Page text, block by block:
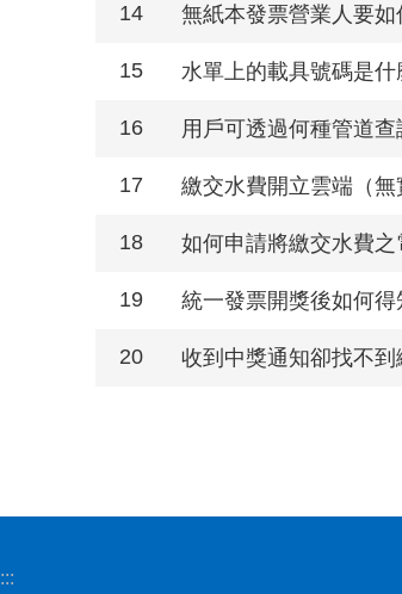
14 無紙本發票營業人要
15 水單上的載具號碼是
16 用戶可透過何種管道
17 繳交水費開立雲端（
18 如何申請將繳交水費
19 統一發票開獎後如何
20 收到中獎通知卻找不
:::